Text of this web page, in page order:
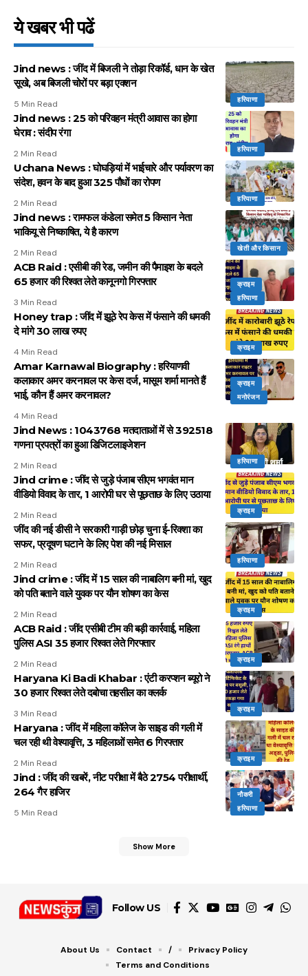
ये खबर भी पढें
हरियाणा
Jind news : जींद में बिजली ने तोड़ा रिकॉर्ड, धान के खेत
सूखे, अब बिजली चोरों पर बड़ा एक्शन
5 Min Read
हरियाणा
Jind news : 25 को परिवहन मंत्री आवास का होगा
घेराव : संदीप रंगा
2 Min Read
हरियाणा
Uchana News : घोघड़ियां में भाईचारे और पर्यावरण का
संदेश, हवन के बाद हुआ 325 पौधों का रोपण
2 Min Read
खेती और किसान
Jind news : रामफल कंडेला समेत 5 किसान नेता
भाकियू से निष्काषित, ये है कारण
2 Min Read
क्राइम
हरियाणा
ACB Raid : एसीबी की रेड, जमीन की पैमाइश के बदले
65 हजार की रिश्वत लेते कानूनगो गिरफ्तार
3 Min Read
क्राइम
Honey trap : जींद में झूठे रेप केस में फंसाने की धमकी
दे मांगे 30 लाख रुपए
4 Min Read
क्राइम
मनोरंजन
Amar Karnawal Biography : हरियाणवी
कलाकार अमर करनावल पर केस दर्ज, मासूम शर्मा मानते हैं
भाई, कौन हैं अमर करनावल?
4 Min Read
हरियाणा
Jind News : 1043768 मतदाताओं में से 392518
गणना प्रपत्रों का हुआ डिजिटलाइजेशन
2 Min Read
क्राइम
Jind crime : जींद से जुड़े पंजाब सीएम भगवंत मान
वीडियो विवाद के तार, 1 आरोपी घर से पूछताछ के लिए उठाया
2 Min Read
हरियाणा
जींद की नई डीसी ने सरकारी गाड़ी छोड़ चुना ई-रिक्शा का
सफर, प्रदूषण घटाने के लिए पेश की नई मिसाल
2 Min Read
क्राइम
Jind crime : जींद में 15 साल की नाबालिग बनी मां, खुद
को पति बताने वाले युवक पर यौन शोषण का केस
2 Min Read
क्राइम
ACB Raid : जींद एसीबी टीम की बड़ी कार्रवाई, महिला
पुलिस ASI 35 हजार रिश्वत लेते गिरफ्तार
2 Min Read
क्राइम
Haryana Ki Badi Khabar : एंटी करप्शन ब्यूरो ने
30 हजार रिश्वत लेते दबोचा तहसील का क्लर्क
3 Min Read
क्राइम
Haryana : जींद में महिला कॉलेज के साइड की गली में
चल रही थी वेश्यावृत्ति, 3 महिलाओं समेत 6 गिरफ्तार
2 Min Read
नौकरी
हरियाणा
Jind : जींद की खबरें, नीट परीक्षा में बैठे 2754 परीक्षार्थी,
264 गैर हाजिर
5 Min Read
Show More
Follow US
About Us Contact /
Privacy Policy
Terms and Conditions